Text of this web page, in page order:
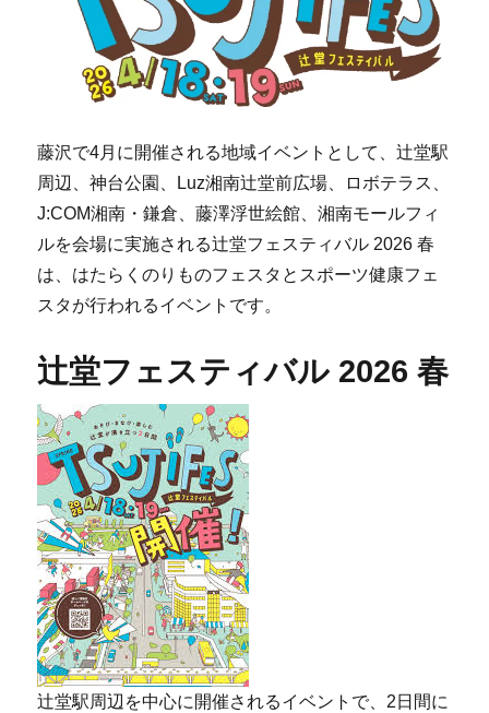
藤沢で4月に開催される地域イベントとして、辻堂駅
周辺、神台公園、Luz湘南辻堂前広場、ロボテラス、
J:COM湘南・鎌倉、藤澤浮世絵館、湘南モールフィ
ルを会場に実施される辻堂フェスティバル 2026 春
は、はたらくのりものフェスタとスポーツ健康フェ
スタが行われるイベントです。
辻堂フェスティバル 2026 春
辻堂駅周辺を中心に開催されるイベントで、2日間に